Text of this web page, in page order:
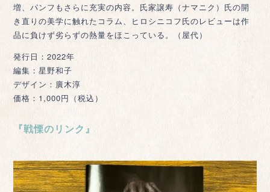
増、パンフもさらに充実の内容。氏家譲寿（ナマニク）氏の開
き直りの美学に触れたコラム、ヒロシニコフ氏のレビューは作
品に負けず劣らずの熱量をほこっている。（屋代）
発行日：2022年
編集：星野和子
デザイン：廣木淳
価格：1,000円（税込）
『戦慄のリンク』